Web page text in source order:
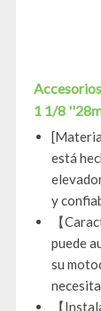
1 1/8
está
y
【
puede
su
【